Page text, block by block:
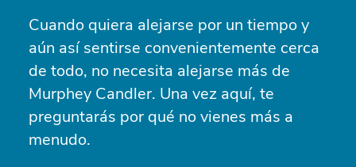
Cuando quiera alejarse por un tiempo y
aún así sentirse convenientemente cerca
de todo, no necesita alejarse más de
Murphey Candler. Una vez aquí, te
preguntarás por qué no vienes más a
menudo.